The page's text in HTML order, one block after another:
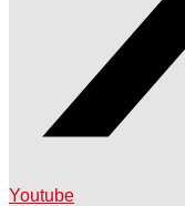
Youtube